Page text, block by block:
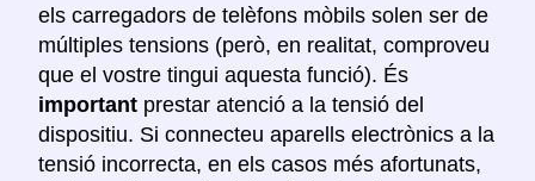
els carregadors de telèfons mòbils solen ser de
múltiples tensions (però, en realitat, comproveu
que el vostre tingui aquesta funció). És
important prestar atenció a la tensió del
dispositiu. Si connecteu aparells electrònics a la
tensió incorrecta, en els casos més afortunats,